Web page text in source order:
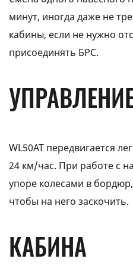
минут, иногда даже не
кабины, если не нужно
присоединять БРС.
WL50АТ передвигается
24 км/час. При работе с
упоре колесами в
чтобы на него заскочить.
КАБИНА